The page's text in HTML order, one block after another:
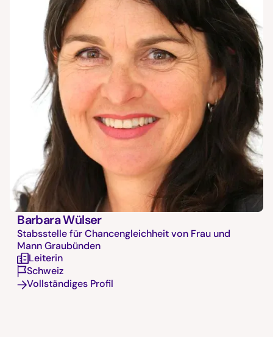
Barbara Wülser
Stabsstelle für Chancengleichheit von Frau und
Mann Graubünden
Leiterin
Schweiz
Vollständiges Profil